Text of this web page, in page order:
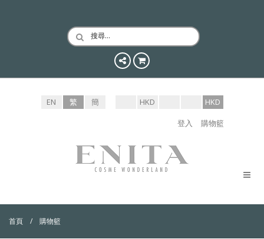
搜尋…
HKD HKD
EN 繁
簡
登入
購物籃
首頁 購物籃